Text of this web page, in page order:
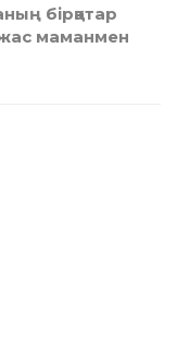
бірқатар
маманмен